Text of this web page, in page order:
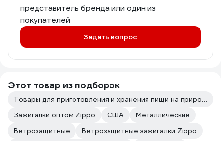
представитель бренда или один из
покупателей
Задать вопрос
Этот товар из подборок
Товары для приготовления и хранения пищи на природе
Зажигалки оптом Zippo
США
Металлические
Ветрозащитные
Ветрозащитные зажигалки Zippo